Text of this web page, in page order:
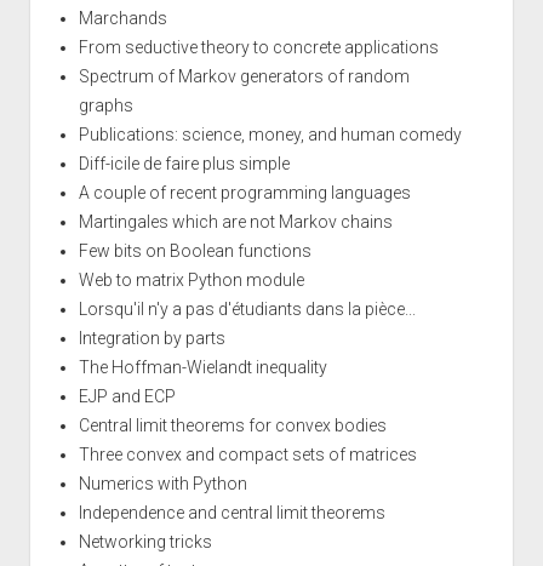
Marchands
From seductive theory to concrete applications
Spectrum of Markov generators of random
graphs
Publications: science, money, and human comedy
Diff-icile de faire plus simple
A couple of recent programming languages
Martingales which are not Markov chains
Few bits on Boolean functions
Web to matrix Python module
Lorsqu'il n'y a pas d'étudiants dans la pièce...
Integration by parts
The Hoffman-Wielandt inequality
EJP and ECP
Central limit theorems for convex bodies
Three convex and compact sets of matrices
Numerics with Python
Independence and central limit theorems
Networking tricks